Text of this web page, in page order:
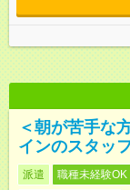
＜朝が苦手な
インのスタッ
派遣 職種未経験OK